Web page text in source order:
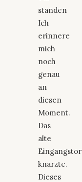
standen
Ich
erinnere
mich
noch
genau
an
diesen
Moment.
Das
alte
Eingangstor
knarzte.
Dieses